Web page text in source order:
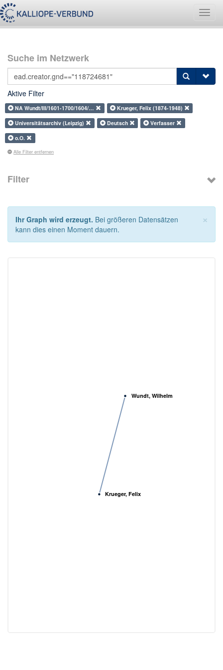
Suche im Netzwerk
Aktive Filter
NA Wundt/III/1601-1700/1604/…
Krueger, Felix (1874-1948)
Universitätsarchiv (Leipzig)
Deutsch
Verfasser
o.O.
Alle Filter entfernen
Filter
×
Ihr Graph wird erzeugt. Bei größeren Datensätzen
kann dies einen Moment dauern.
Wundt, Wilhelm
Krueger, Felix